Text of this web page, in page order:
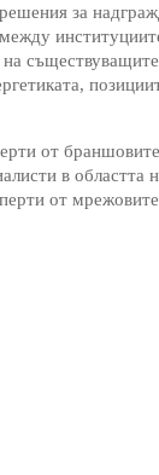
решения за
между
от
в областта
от